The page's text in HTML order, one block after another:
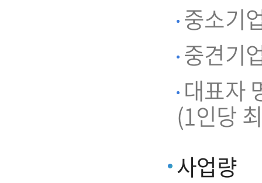
중소기
중견기
대표자
(1인당
사업량